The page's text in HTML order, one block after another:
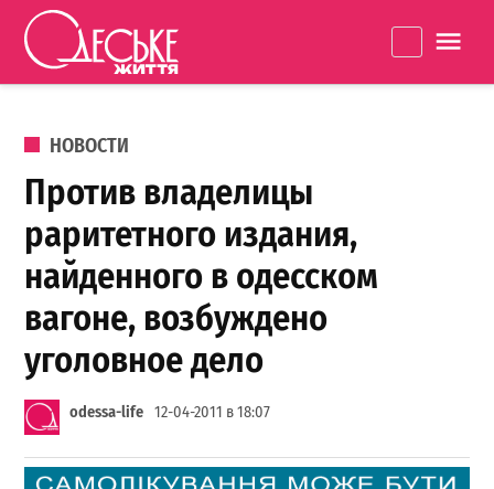
Перейти к содержанию
життя
ОПУБЛИКОВАНО В
НОВОСТИ
Против владелицы
раритетного издания,
найденного в одесском
вагоне, возбуждено
уголовное дело
odessa-life 12-04-2011 в 18:07